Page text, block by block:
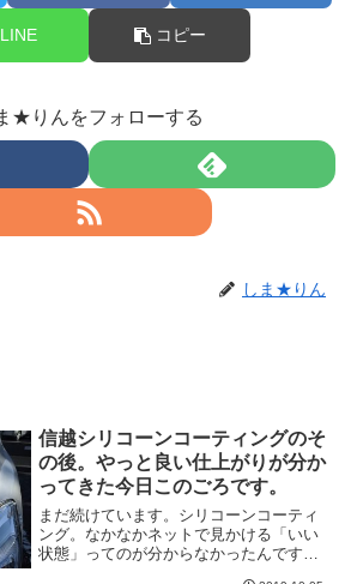
LINE コピー
★りんをフォローする
しま★りん
信越シリコーンコーティングのそ
の後。やっと良い仕上がりが分か
ってきた今日このごろです。
まだ続けています。シリコーンコーティ
ング。なかなかネットで見かける「いい
状態」ってのが分からなかったんです